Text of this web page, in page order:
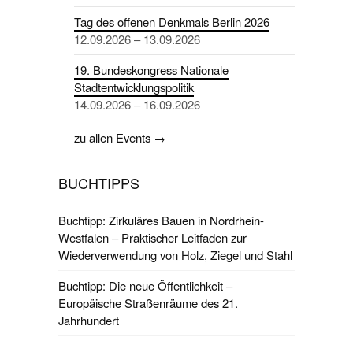
Tag des offenen Denkmals Berlin 2026
12.09.2026 – 13.09.2026
19. Bundeskongress Nationale
Stadtentwicklungspolitik
14.09.2026 – 16.09.2026
zu allen Events →
BUCHTIPPS
Buchtipp: Zirkuläres Bauen in Nordrhein-
Westfalen – Praktischer Leitfaden zur
Wiederverwendung von Holz, Ziegel und Stahl
Buchtipp: Die neue Öffentlichkeit –
Europäische Straßenräume des 21.
Jahrhundert